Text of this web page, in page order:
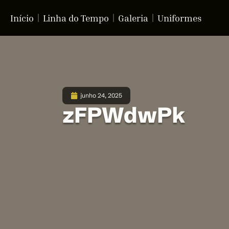
Início Linha do Tempo Galeria Uniformes
junho 24, 2025
zFPWdwPk